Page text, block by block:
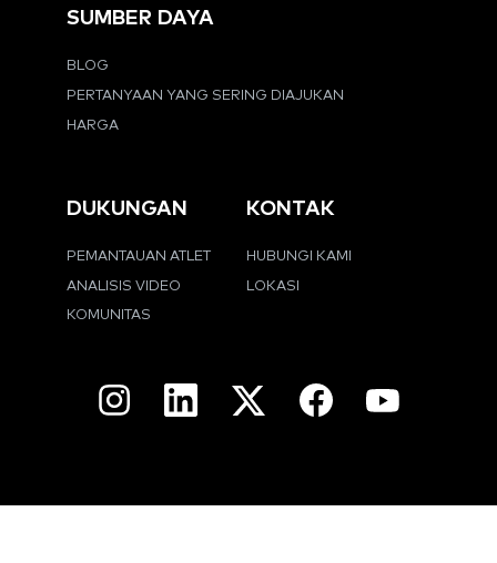
SUMBER DAYA
BLOG
PERTANYAAN YANG SERING DIAJUKAN
HARGA
DUKUNGAN
PEMANTAUAN ATLET
ANALISIS VIDEO
KOMUNITAS
KONTAK
HUBUNGI KAMI
LOKASI